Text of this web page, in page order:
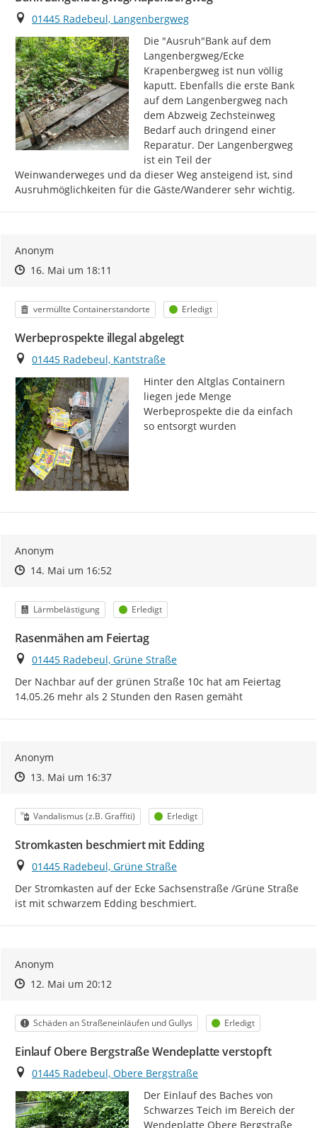
Ort
01445 Radebeul, Langenbergweg
Die "Ausruh"Bank auf dem
Langenbergweg/Ecke
Krapenbergweg ist nun völlig
kaputt. Ebenfalls die erste Bank
auf dem Langenbergweg nach
dem Abzweig Zechsteinweg
Bedarf auch dringend einer
Reparatur. Der Langenbergweg
ist ein Teil der
Weinwanderweges und da dieser Weg ansteigend ist, sind
Ausruhmöglichkeiten für die Gäste/Wanderer sehr wichtig.
Anonym
Zeitpunkt des Erstellens
Zeitpunkt des Erstellens
16. Mai um 18:11
Kategorie
vermüllte Containerstandorte Status
Erledigt
Werbeprospekte illegal abgelegt
Ort
01445 Radebeul, Kantstraße
Hinter den Altglas Containern
liegen jede Menge
Werbeprospekte die da einfach
so entsorgt wurden
Anonym
Zeitpunkt des Erstellens
Zeitpunkt des Erstellens
14. Mai um 16:52Zur Äußerung
Kategorie
Lärmbelästigung Status
Erledigt
Rasenmähen am Feiertag
Ort
01445 Radebeul, Grüne Straße
Der Nachbar auf der grünen Straße 10c hat am Feiertag
14.05.26 mehr als 2 Stunden den Rasen gemäht
Anonym
Zeitpunkt des Erstellens
Zeitpunkt des Erstellens
13. Mai um 16:37Zur Äußerung
Kategorie
Vandalismus (z.B. Graffiti) Status
Erledigt
Stromkasten beschmiert mit Edding
Ort
01445 Radebeul, Grüne Straße
Der Stromkasten auf der Ecke Sachsenstraße /Grüne Straße
ist mit schwarzem Edding beschmiert.
Anonym
Zeitpunkt des Erstellens
Zeitpunkt des Erstellens
12. Mai um 20:12Zur Äußerung
Kategorie
Schäden an Straßeneinläufen und Gullys Status
Erledigt
Einlauf Obere Bergstraße Wendeplatte verstopft
Ort
01445 Radebeul, Obere Bergstraße
Der Einlauf des Baches von
Schwarzes Teich im Bereich der
Wendeplatte Obere Bergstraße